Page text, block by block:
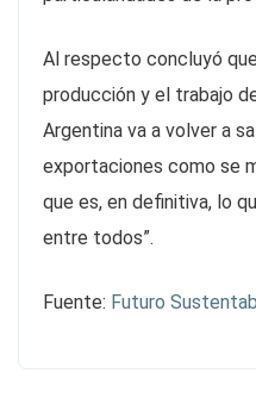
Al respecto concluyó
producción y el trabajo
Argentina va a volver a
exportaciones como se
que es, en definitiva, lo
entre todos”.
Fuente: Futuro